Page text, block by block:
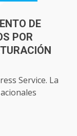
DE
POR
Service. La